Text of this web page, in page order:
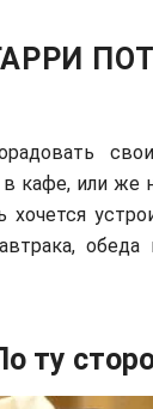
кафе, или же
ту